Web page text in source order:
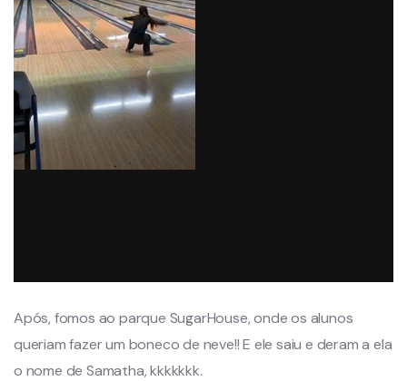
Após, fomos ao parque SugarHouse, onde os alunos
queriam fazer um boneco de neve!! E ele saiu e deram a ela
o nome de Samatha, kkkkkkk.